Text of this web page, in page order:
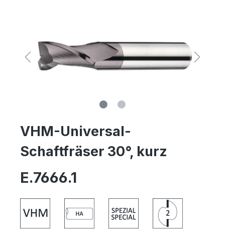
VHM-Universal-
Schaftfräser 30°, kurz
E.7666.1